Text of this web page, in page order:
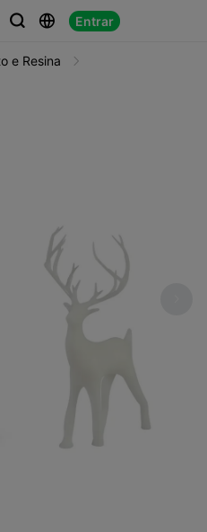
  Entrar
e Resina